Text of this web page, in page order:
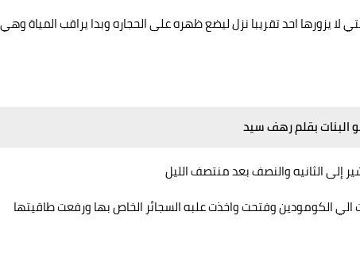
يزورها احد تقريبا نزل ليضع ظهره على الحجاره وبدا يراقب المياة وهي
البنات بقلم رهف سيد
إلى الثانيه والنصف بعد منتصف الليل
الكومودين وفتحت واخذت علبه السجائر الخاص بها ورفعت طاقيتها